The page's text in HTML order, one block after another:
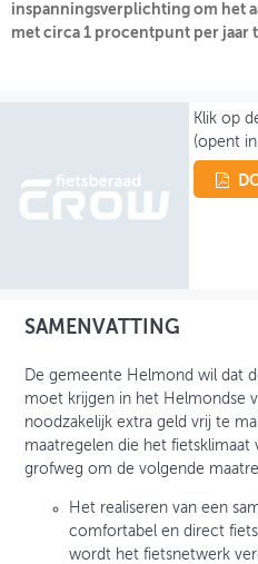
OVER FIETSBERAAD
inspanningsverplichting om het
met circa 1 procentpunt per jaar
Klik op
(opent
SAMENVATTING
De gemeente Helmond wil dat
moet krijgen in het Helmondse
noodzakelijk extra geld vrij te
maatregelen die het fietsklimaat
grofweg om de volgende
Het realiseren van een
comfortabel en direct
wordt het fietsnetwerk